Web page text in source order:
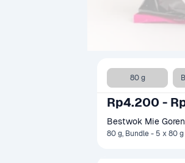
80 g
Rp4.200 -
Bestwok Mie
80 g, Bundle - 5 x 80 g